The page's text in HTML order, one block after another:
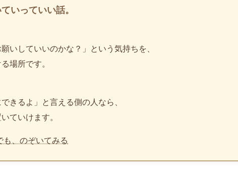
いっていい話。
願いしていいのかな？」という気持ちを、
場所です。
できるよ」と言える側の人なら、
ていけます。
、のぞいてみる